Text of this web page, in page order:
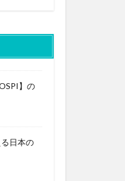
】の
る日本の